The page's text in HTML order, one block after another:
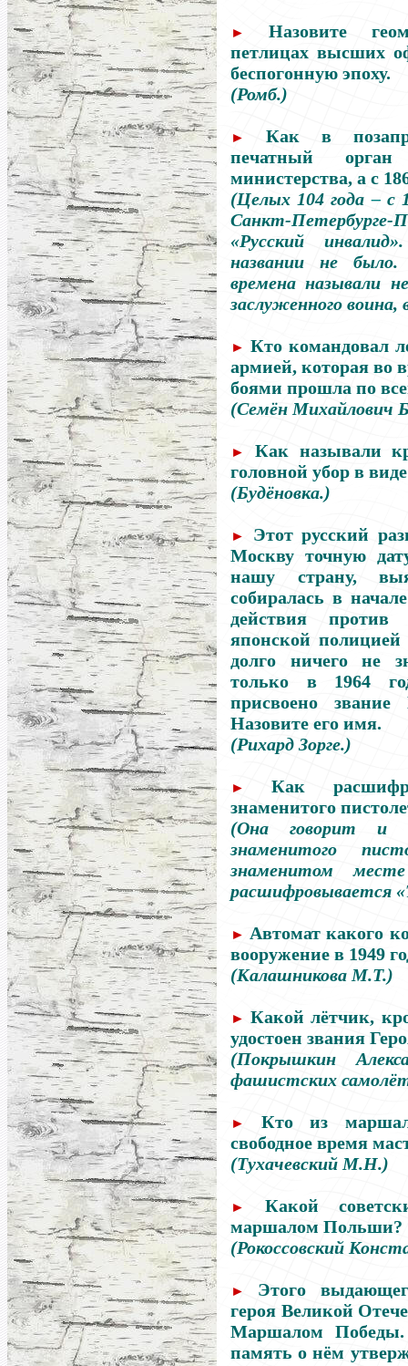
►
Назовите
петлицах высших
беспогонную эпоху.
(Ромб.)
►
Как в
печатный орган
министерства, а с
(Целых 104 года–с
Санкт-Петербурге-
«Русский
названии не
времена называли
заслуженного воина,
► Кто командовал
армией, которая во
боями прошла по
(Семён Михайлович
►
Как называли
головной убор в
(Будёновка.)
►
Этот русский
Москву точную
нашу страну,
собиралась в
действия
японской
долго ничего не
только в 1964
присвоено звание
Назовите его имя.
(Рихард Зорге.)
►
Как
знаменитого
(Она говорит и
знаменитого
знаменитом
расшифровывается
► Автомат какого
вооружение в 1949
(Калашникова М.Т.)
► Какой лётчик,
удостоен звания
(Покрышкин
фашистских
►
Кто из
свободное время
(Тухачевский М.Н.)
►
Какой
маршалом Польши?
(Рокоссовский
►
Этого
героя Великой
Маршалом
память о нём